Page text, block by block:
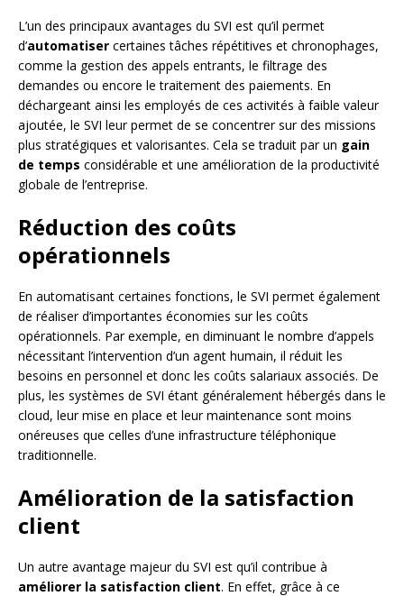
L’un des principaux avantages du SVI est qu’il permet
d’automatiser certaines tâches répétitives et chronophages,
comme la gestion des appels entrants, le filtrage des
demandes ou encore le traitement des paiements. En
déchargeant ainsi les employés de ces activités à faible valeur
ajoutée, le SVI leur permet de se concentrer sur des missions
plus stratégiques et valorisantes. Cela se traduit par un gain
de temps considérable et une amélioration de la productivité
globale de l’entreprise.
Réduction des coûts
opérationnels
En automatisant certaines fonctions, le SVI permet également
de réaliser d’importantes économies sur les coûts
opérationnels. Par exemple, en diminuant le nombre d’appels
nécessitant l’intervention d’un agent humain, il réduit les
besoins en personnel et donc les coûts salariaux associés. De
plus, les systèmes de SVI étant généralement hébergés dans le
cloud, leur mise en place et leur maintenance sont moins
onéreuses que celles d’une infrastructure téléphonique
traditionnelle.
Amélioration de la satisfaction
client
Un autre avantage majeur du SVI est qu’il contribue à
améliorer la satisfaction client. En effet, grâce à ce